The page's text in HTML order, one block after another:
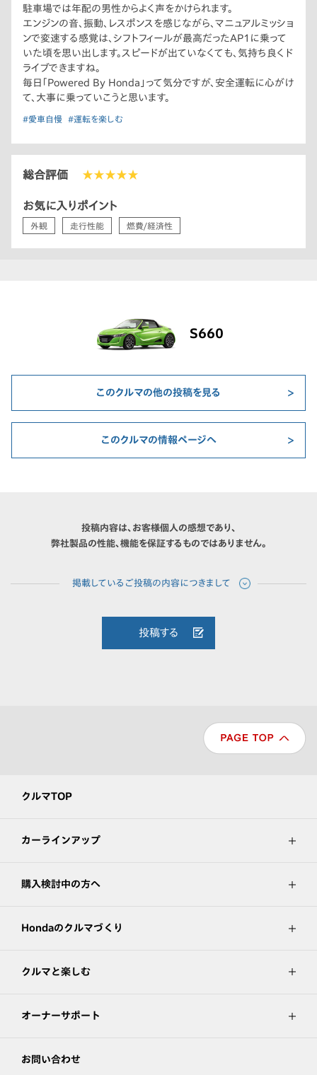
駐車場では年配の男性からよく声をかけられます。
エンジンの音、振動、レスポンスを感じながら、マニュアルミッショ
ンで変速する感覚は、シフトフィールが最高だったAP1に乗って
いた頃を思い出します。スピードが出ていなくても、気持ち良くド
ライブできますね。
毎日「Powered By Honda」って気分ですが、安全運転に心がけ
て、大事に乗っていこうと思います。
#愛車自慢 #運転を楽しむ
総合評価 ★★★★★
お気に入りポイント
外観 走行性能 燃費/経済性
S660
このクルマの他の投稿を見る
このクルマの情報ページへ
投稿内容は、お客様個人の感想であり、
弊社製品の性能、機能を保証するものではありません。
投稿する
クルマTOP
カーラインアップ
購入検討中の方へ
Hondaのクルマづくり
クルマと楽しむ
オーナーサポート
お問い合わせ